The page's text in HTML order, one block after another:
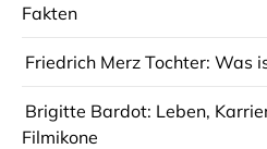
Fakten
Friedrich Merz Tochter: Was
Brigitte Bardot: Leben,
Filmikone